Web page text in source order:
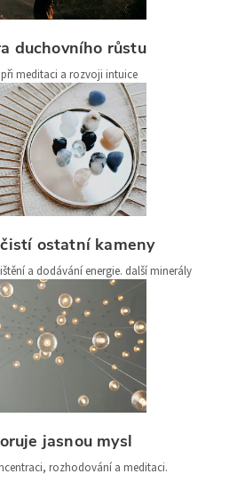
duchovního růstu
meditaci a rozvoji intuice
ostatní kameny
a dodávání energie. další minerály
jasnou mysl
rozhodování a meditaci.